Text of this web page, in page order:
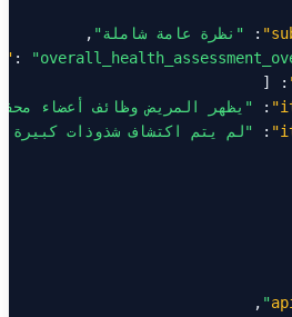
: "نظرة عامة شاملة"
:
: "يظهر المريض وظائف أعضاء
: "لم يتم اكتشاف شذوذات كبيرة